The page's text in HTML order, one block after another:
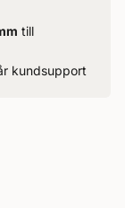
till
kundsupport